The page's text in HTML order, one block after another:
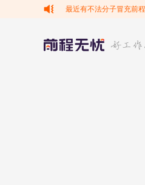
最近有不法分子冒充前